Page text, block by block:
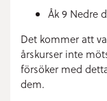
Åk 9 Nedre
Det kommer att
årskurser inte
försöker med
dem.